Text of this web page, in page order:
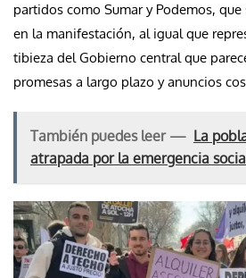
partidos como Sumar y Podemos,
en la manifestación, al igual que
tibieza del Gobierno central que
promesas a largo plazo y anuncios
También puedes leer — La
atrapada por la emergencia